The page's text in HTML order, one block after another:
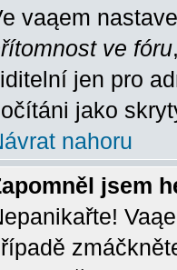
vaąem
ve fóru
jen pro
jako
nahoru
jsem